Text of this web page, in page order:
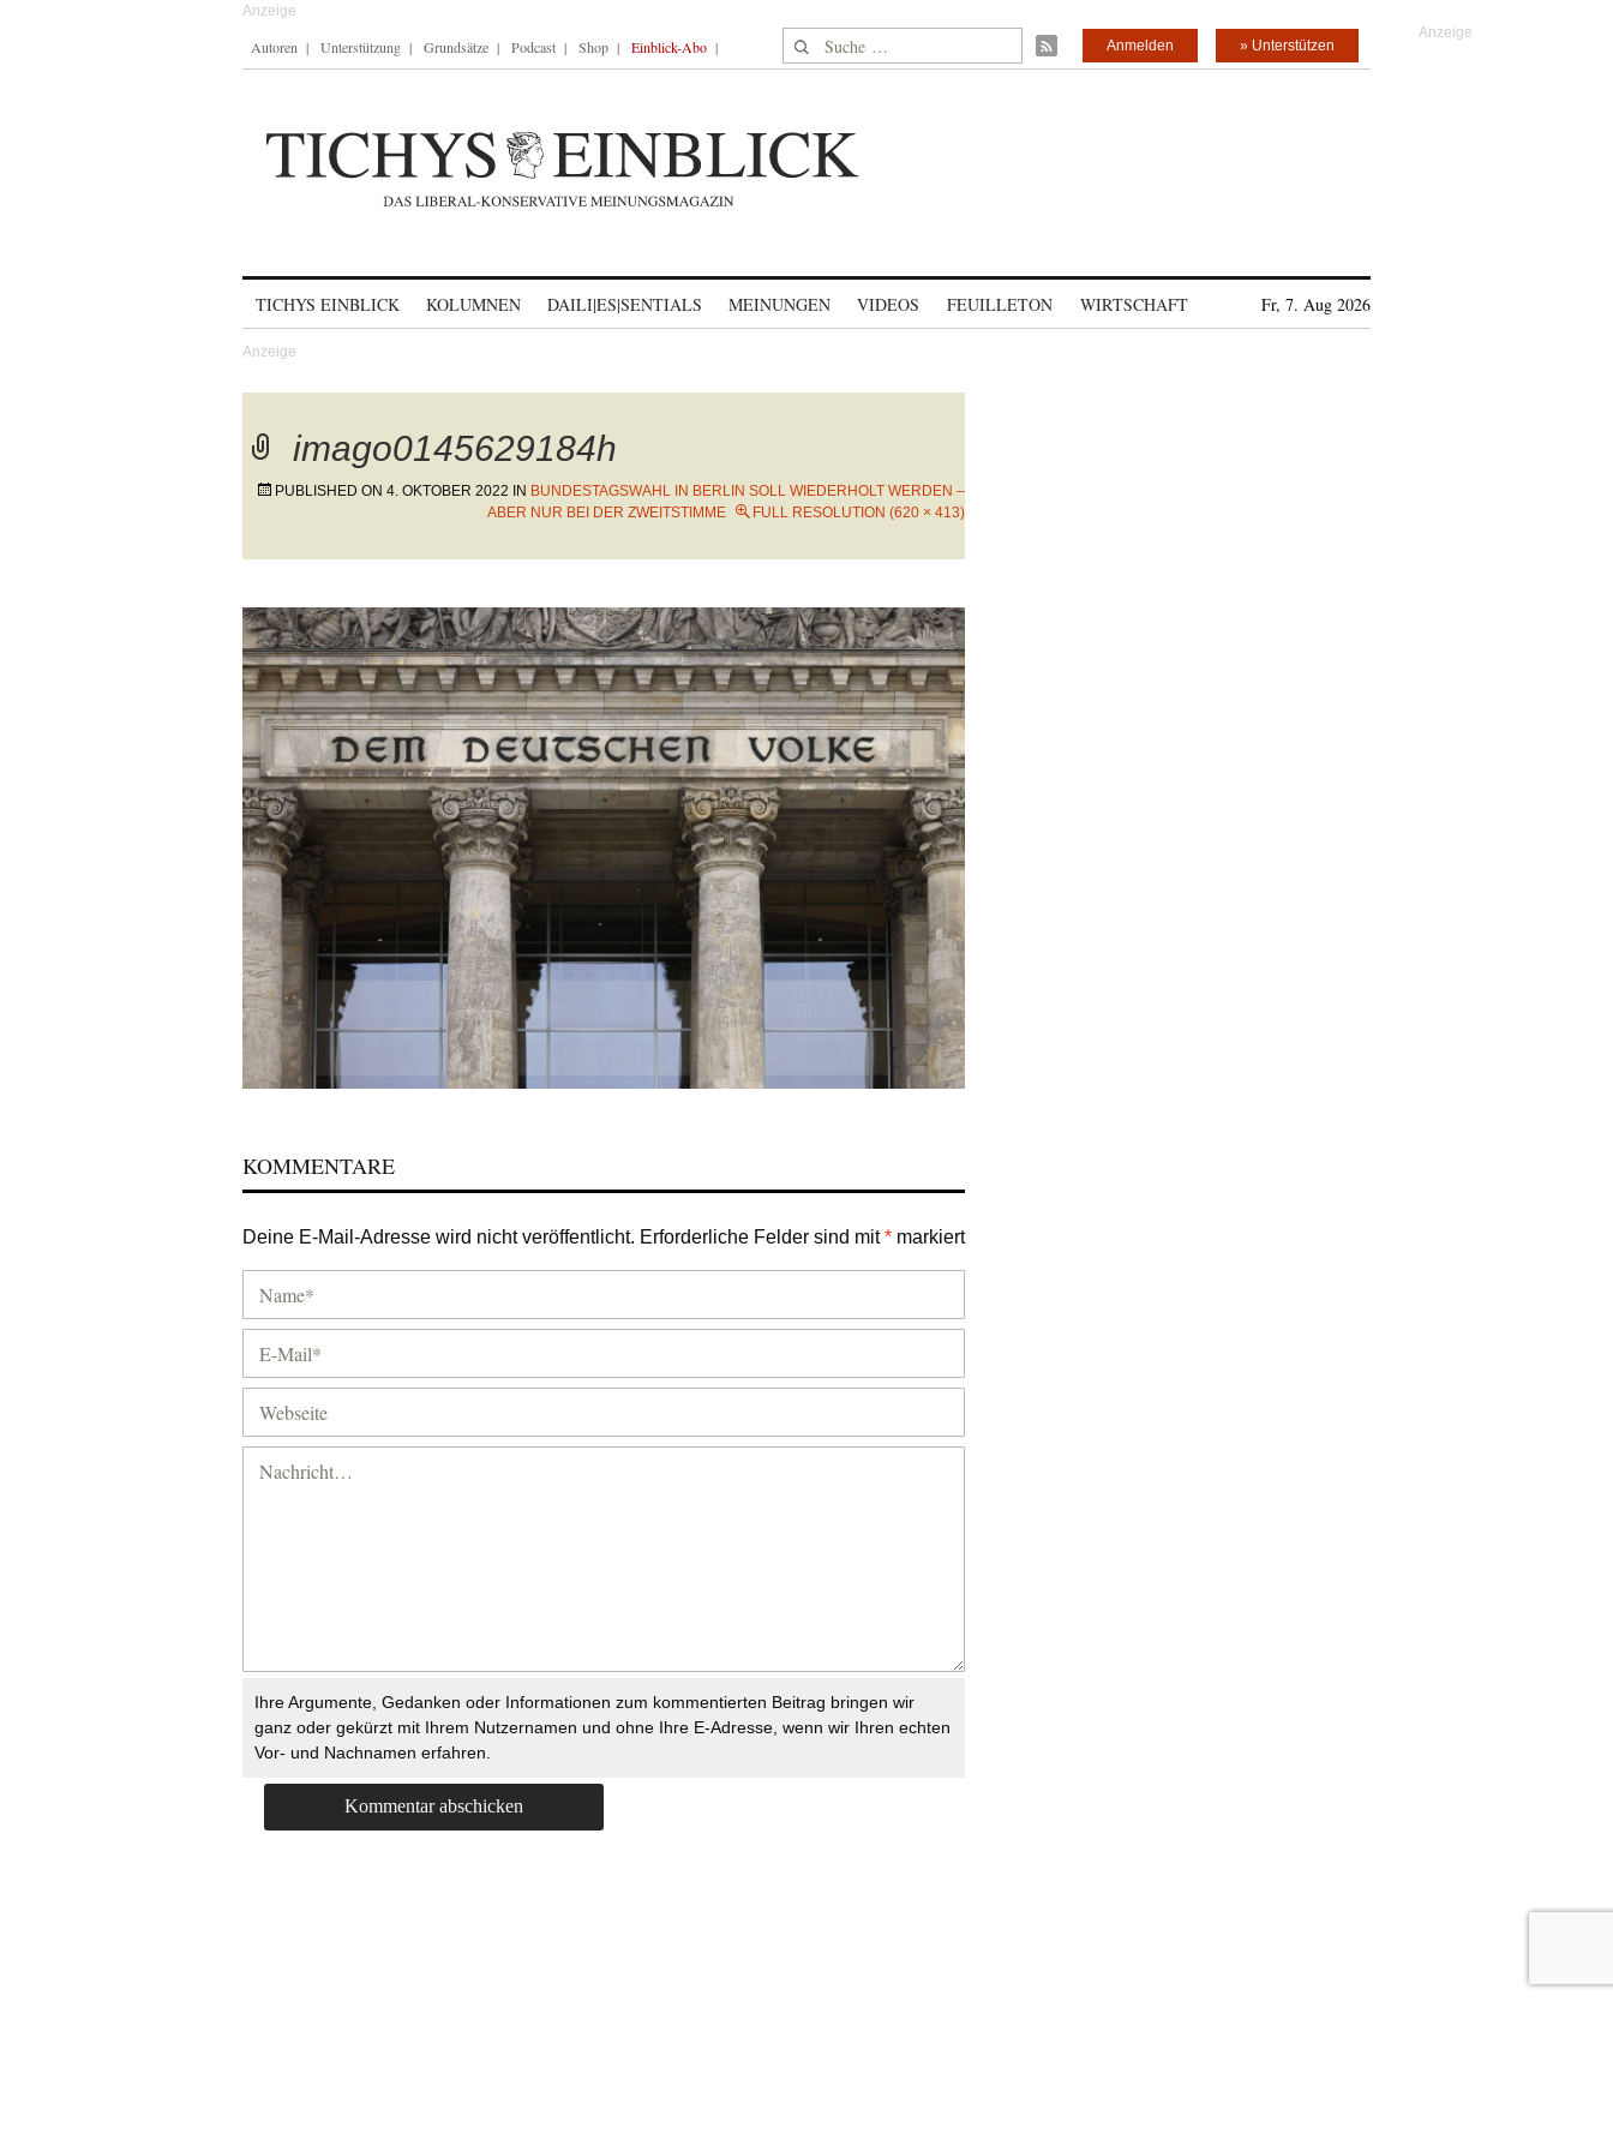
Autoren Unterstützung Grundsätze Podcast Shop Einblick-Abo Suche nach: » Unterstützen
Anmelden
TICHYS EINBLICK KOLUMNEN DAILI|ES|SENTIALS MEINUNGEN VIDEOS FEUILLETON WIRTSCHAFT Fr, 7. Aug 2026
imago0145629184h
PUBLISHED ON 4. OKTOBER 2022 IN BUNDESTAGSWAHL IN BERLIN SOLL WIEDERHOLT WERDEN –
ABER NUR BEI DER ZWEITSTIMME
FULL RESOLUTION (620 × 413)
KOMMENTARE
Deine E-Mail-Adresse wird nicht veröffentlicht. Erforderliche Felder sind mit* markiert
Ihre Argumente, Gedanken oder Informationen zum kommentierten Beitrag bringen wir
ganz oder gekürzt mit Ihrem Nutzernamen und ohne Ihre E-Adresse, wenn wir Ihren echten
Vor- und Nachnamen erfahren.